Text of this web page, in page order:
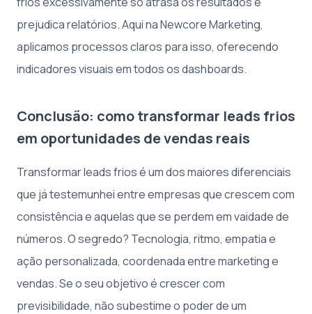
prejudica relatórios. Aqui na Newcore Marketing,
aplicamos processos claros para isso, oferecendo
indicadores visuais em todos os dashboards.
Conclusão: como transformar leads frios
em oportunidades de vendas reais
Transformar leads frios é um dos maiores diferenciais
que já testemunhei entre empresas que crescem com
consistência e aquelas que se perdem em vaidade de
números. O segredo? Tecnologia, ritmo, empatia e
ação personalizada, coordenada entre marketing e
vendas. Se o seu objetivo é crescer com
previsibilidade, não subestime o poder de um